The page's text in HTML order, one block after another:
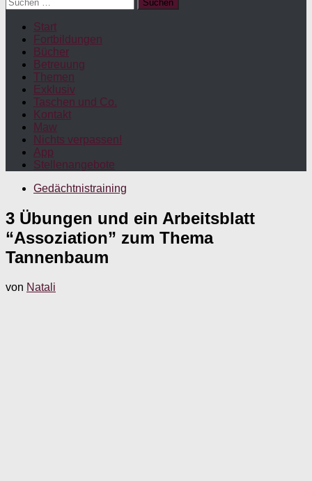
nach:
Start
Fortbildungen
Bücher
Betreuung
Themen
Exklusiv
Taschen und Co.
Kontakt
Maw
Nichts verpassen!
App
Stellenangebote
Gedächtnistraining
3 Übungen und ein Arbeitsblatt
“Assoziation” zum Thema
Tannenbaum
von Natali